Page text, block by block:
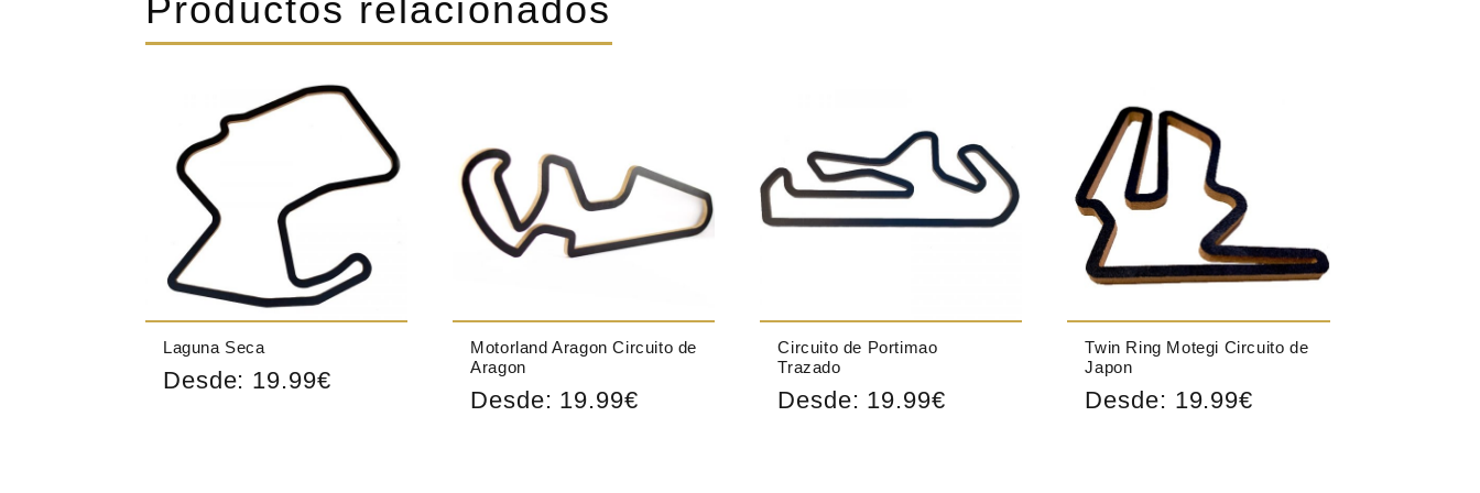
Productos relacionados
Laguna Seca
Desde: 19.99€
Motorland Aragon Circuito de
Aragon
Desde: 19.99€
Circuito de Portimao
Trazado
Desde: 19.99€
Twin Ring Motegi Circuito de
Japon
Desde: 19.99€